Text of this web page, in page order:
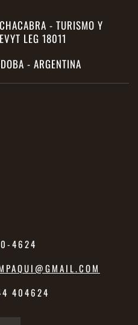
- TURISMO Y
LEG 18011
- ARGENTINA
4624
404624